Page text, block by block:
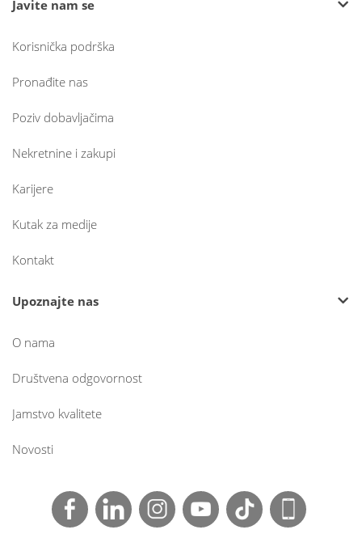
Javite nam se
Korisnička podrška
Pronađite nas
Poziv dobavljačima
Nekretnine i zakupi
Karijere
Kutak za medije
Kontakt
Upoznajte nas
O nama
Društvena odgovornost
Jamstvo kvalitete
Novosti